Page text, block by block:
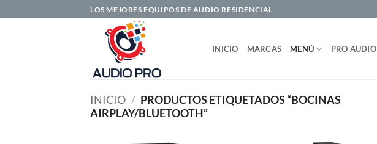
al
LOS MEJORES EQUIPOS DE AUDIO RESIDENCIAL
INICIO MARCAS MENÚ PRO AUDIO
INICIO / PRODUCTOS ETIQUETADOS “BOCINAS
AIRPLAY/BLUETOOTH”